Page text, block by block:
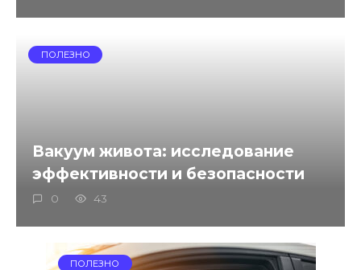
ПОЛЕЗНО
Вакуум живота: исследование
эффективности и безопасности
0 43
ПОЛЕЗНО